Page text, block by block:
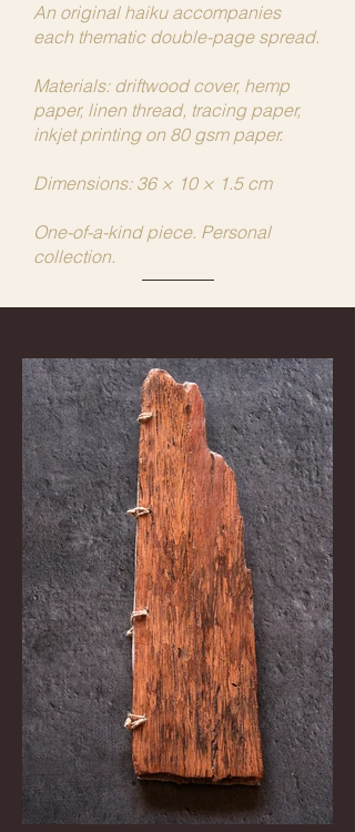
An original haiku accompanies
each thematic double-page spread.
Materials: driftwood cover, hemp
paper, linen thread, tracing paper,
inkjet printing on 80 gsm paper.
Dimensions: 36 × 10 × 1.5 cm
One-of-a-kind piece. Personal
collection.